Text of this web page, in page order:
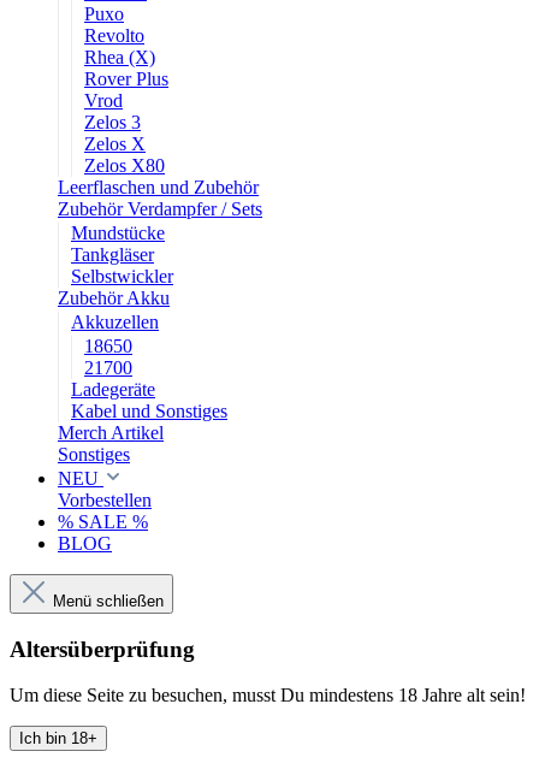
Puxo
Revolto
Rhea (X)
Rover Plus
Vrod
Zelos 3
Zelos X
Zelos X80
Leerflaschen und Zubehör
Zubehör Verdampfer / Sets
Mundstücke
Tankgläser
Selbstwickler
Zubehör Akku
Akkuzellen
18650
21700
Ladegeräte
Kabel und Sonstiges
Merch Artikel
Sonstiges
NEU
Vorbestellen
% SALE %
BLOG
Menü schließen
Altersüberprüfung
Um diese Seite zu besuchen, musst Du mindestens 18 Jahre alt sein!
Ich bin 18+